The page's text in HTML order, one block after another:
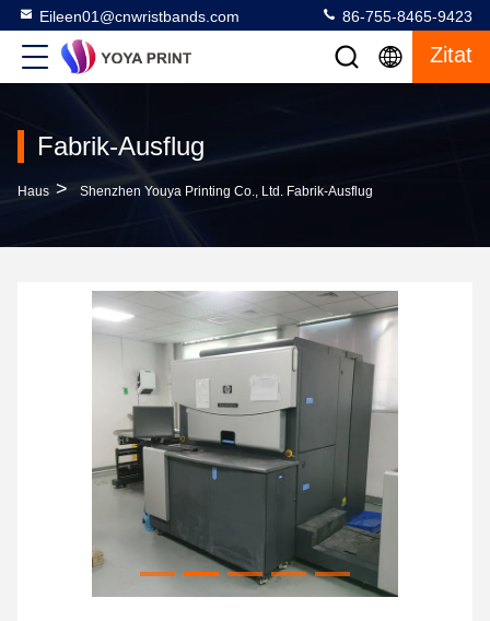
Eileen01@cnwristbands.com 86-755-8465-9423
Zitat
Fabrik-Ausflug
Haus > Shenzhen Youya Printing Co., Ltd. Fabrik-Ausflug